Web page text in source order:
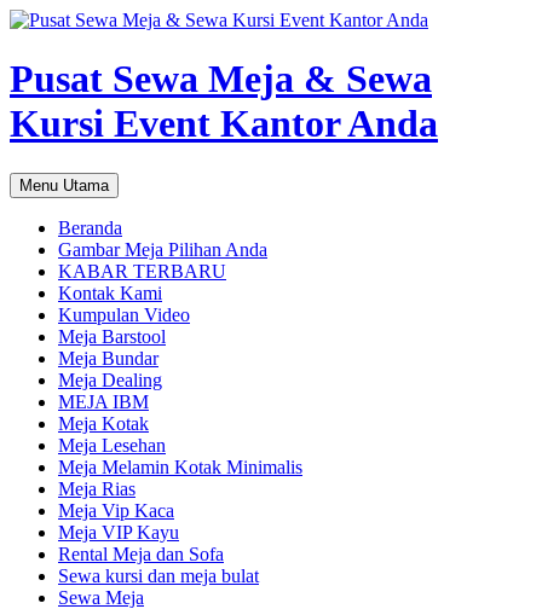
Pusat Sewa Meja & Sewa
Kursi Event Kantor Anda
Cari
Menu Utama Langsung
ke
isi
Beranda
Gambar Meja Pilihan Anda
KABAR TERBARU
Kontak Kami
Kumpulan Video
Meja Barstool
Meja Bundar
Meja Dealing
MEJA IBM
Meja Kotak
Meja Lesehan
Meja Melamin Kotak Minimalis
Meja Rias
Meja Vip Kaca
Meja VIP Kayu
Rental Meja dan Sofa
Sewa kursi dan meja bulat
Sewa Meja